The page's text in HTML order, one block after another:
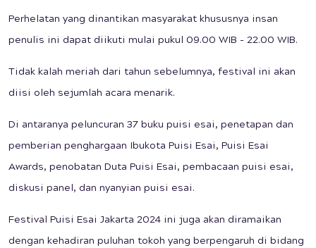
Perhelatan yang dinantikan masyarakat khususnya insan
penulis ini dapat diikuti mulai pukul 09.00 WIB - 22.00 WIB.
Tidak kalah meriah dari tahun sebelumnya, festival ini akan
diisi oleh sejumlah acara menarik.
Di antaranya peluncuran 37 buku puisi esai, penetapan dan
pemberian penghargaan Ibukota Puisi Esai, Puisi Esai
Awards, penobatan Duta Puisi Esai, pembacaan puisi esai,
diskusi panel, dan nyanyian puisi esai.
Festival Puisi Esai Jakarta 2024 ini juga akan diramaikan
dengan kehadiran puluhan tokoh yang berpengaruh di bidang